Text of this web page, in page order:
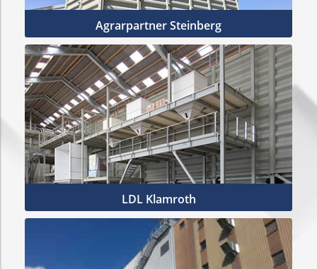
Agrarpartner Steinberg
Mehr Infos
LDL Klamroth
Mehr Infos